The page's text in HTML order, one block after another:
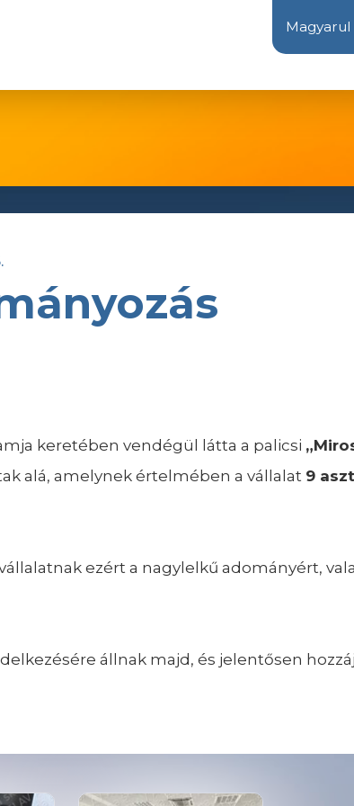
Magyarul
keretében vendégül látta a palicsi
alá, amelynek értelmében a vállalat 9
ezért a nagylelkű adományért,
állnak majd, és jelentősen